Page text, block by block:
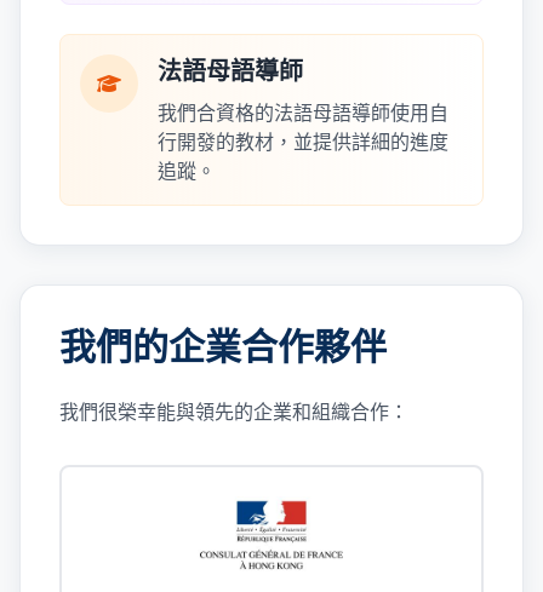
法語母語導師
我們合資格的法語母語導師使用自
行開發的教材，並提供詳細的進度
追蹤。
我們的企業合作夥伴
我們很榮幸能與領先的企業和組織合作：